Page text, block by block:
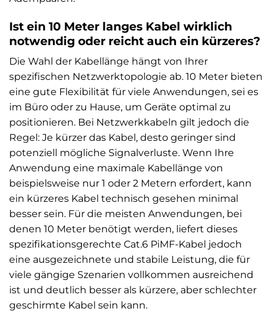
Ist ein 10 Meter langes Kabel wirklich
notwendig oder reicht auch ein kürzeres?
Die Wahl der Kabellänge hängt von Ihrer
spezifischen Netzwerktopologie ab. 10 Meter bieten
eine gute Flexibilität für viele Anwendungen, sei es
im Büro oder zu Hause, um Geräte optimal zu
positionieren. Bei Netzwerkkabeln gilt jedoch die
Regel: Je kürzer das Kabel, desto geringer sind
potenziell mögliche Signalverluste. Wenn Ihre
Anwendung eine maximale Kabellänge von
beispielsweise nur 1 oder 2 Metern erfordert, kann
ein kürzeres Kabel technisch gesehen minimal
besser sein. Für die meisten Anwendungen, bei
denen 10 Meter benötigt werden, liefert dieses
spezifikationsgerechte Cat.6 PiMF-Kabel jedoch
eine ausgezeichnete und stabile Leistung, die für
viele gängige Szenarien vollkommen ausreichend
ist und deutlich besser als kürzere, aber schlechter
geschirmte Kabel sein kann.